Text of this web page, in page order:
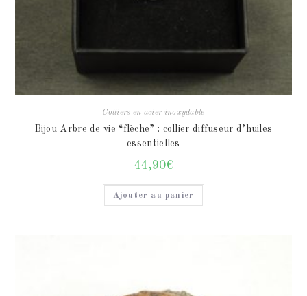
Colliers en acier inoxydable
Bijou Arbre de vie “flèche” : collier diffuseur d’huiles
essentielles
44,90€
Ajouter au panier